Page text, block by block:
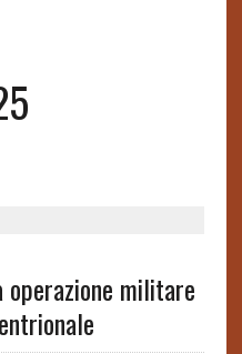
operazione militare